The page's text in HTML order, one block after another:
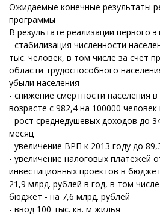
Ожидаемые конечные результаты
программы
В результате реализации первого
- стабилизация численности
тыс. человек, в том числе за счет
области трудоспособного
убыли населения
- снижение смертности населения
возрасте с 982,4 на 100000
- рост среднедушевых доходов до
месяц
- увеличение ВРП к 2013 году до
- увеличение налоговых платежей
инвестиционных проектов в
21,9 млрд. рублей в год, в том
бюджет - на 7,6 млрд. рублей
- ввод 100 тыс. кв. м жилья